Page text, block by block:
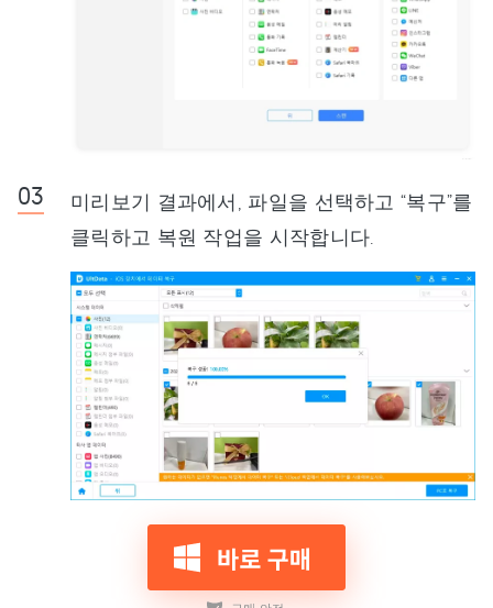
미리보기 결과에서, 파일을 선택하고 “복구”를
클릭하고 복원 작업을 시작합니다.